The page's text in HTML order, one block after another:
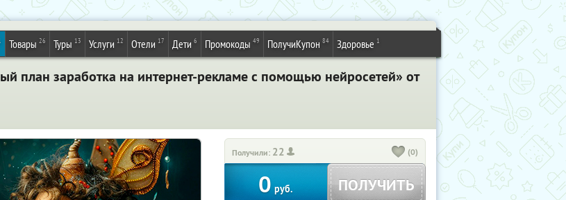
Товары 26 Туры 13 Услуги 12 Отели 17 Дети 6 Промокоды 49 ПолучиКупон 84 Здоровье 1
план заработка на интернет-рекламе с помощью нейросетей» от
Получили: 22 (0)
0 руб. ПОЛУЧИТЬ